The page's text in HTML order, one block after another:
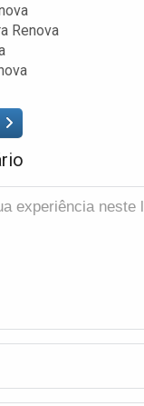
Renova